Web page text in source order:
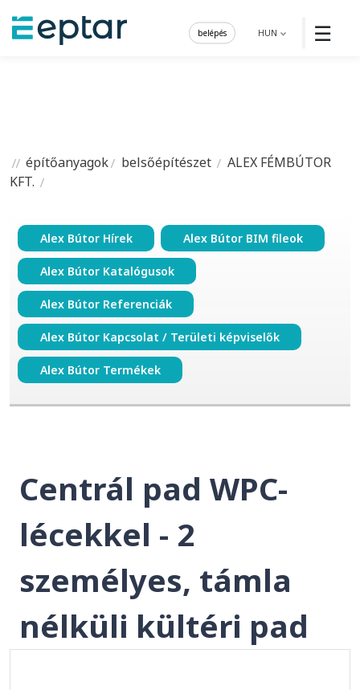
☰
HUN
belépés
építőanyagok belsőépítészet
ALEX FÉMBÚTOR
KFT.
Alex Bútor Hírek Alex Bútor BIM fileok
Alex Bútor Katalógusok
Alex Bútor Referenciák
Alex Bútor Kapcsolat / Területi képviselők
Alex Bútor Termékek
Centrál pad WPC-
lécekkel - 2
személyes, támla
nélküli kültéri pad